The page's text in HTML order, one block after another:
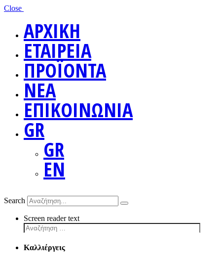
Close
ΑΡΧΙΚΗ
ΕΤΑΙΡΕΙΑ
ΠΡΟΪΟΝΤΑ
ΝΕΑ
ΕΠΙΚΟΙΝΩΝΙΑ
GR
GR
EN
Search
Screen reader text
Καλλιέργεις